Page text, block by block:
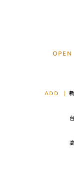
OPEN
ADD |
台中店
高雄店